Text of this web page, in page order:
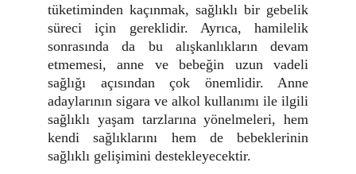
tüketiminden kaçınmak, sağlıklı bir gebelik
süreci için gereklidir. Ayrıca, hamilelik
sonrasında da bu alışkanlıkların devam
etmemesi, anne ve bebeğin uzun vadeli
sağlığı açısından çok önemlidir. Anne
adaylarının sigara ve alkol kullanımı ile ilgili
sağlıklı yaşam tarzlarına yönelmeleri, hem
kendi sağlıklarını hem de bebeklerinin
sağlıklı gelişimini destekleyecektir.